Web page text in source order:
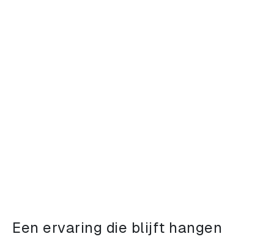
Een ervaring die blijft hangen